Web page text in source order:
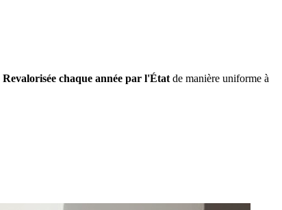
Revalorisée chaque année par l'État de manière uniforme à